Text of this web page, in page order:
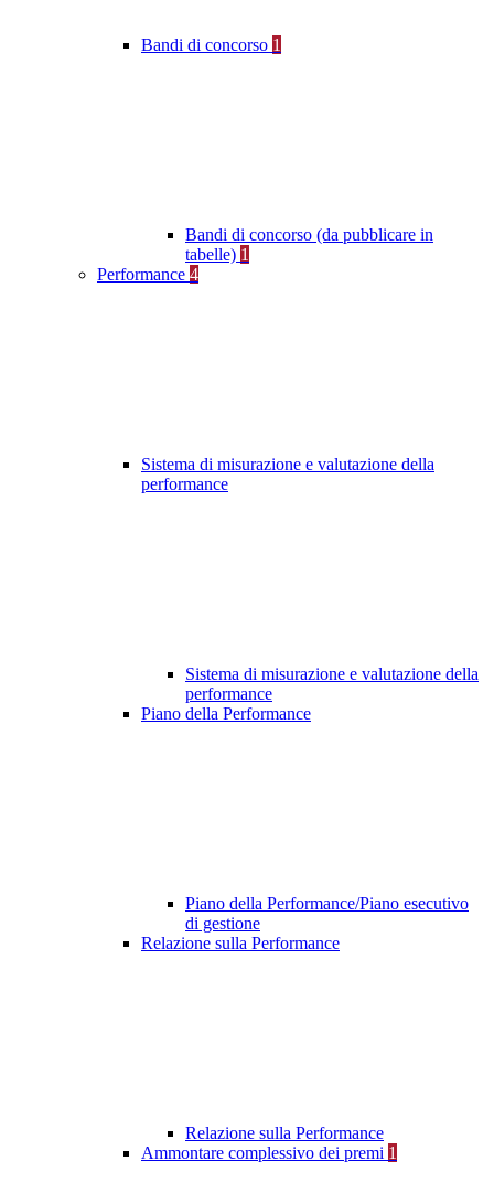
Bandi di concorso 1
Bandi di concorso (da pubblicare in
tabelle) 1
Performance 4
Sistema di misurazione e valutazione della
performance
Sistema di misurazione e valutazione della
performance
Piano della Performance
Piano della Performance/Piano esecutivo
di gestione
Relazione sulla Performance
Relazione sulla Performance
Ammontare complessivo dei premi 1